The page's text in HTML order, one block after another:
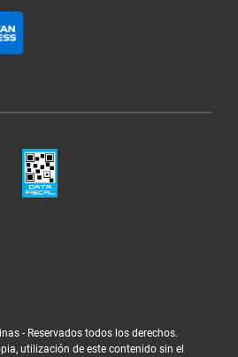
- Reservados todos los derechos.
utilización de este contenido sin el